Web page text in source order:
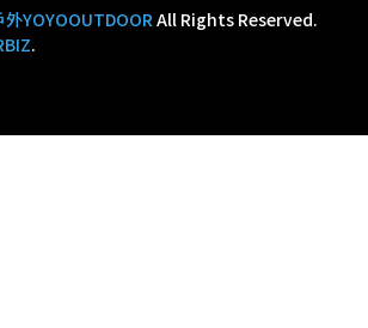
外YOYOOUTDOORAll Rights Reserved.
.